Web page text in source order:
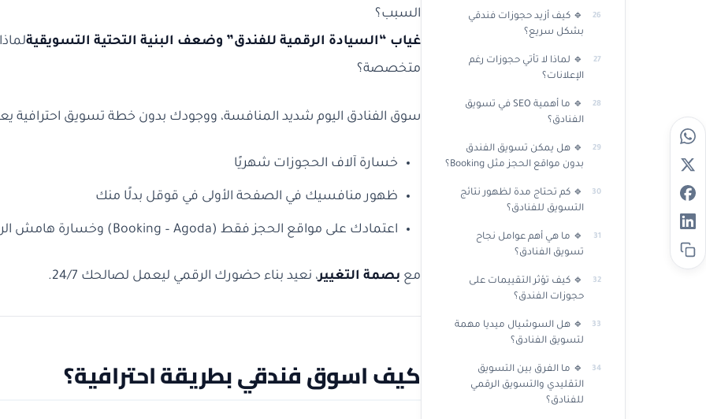
السبب؟
غياب “السيادة الرقمية للفندق” وضعف البنية التحتية التسويقية
متخصصة؟
سوق الفنادق اليوم شديد المنافسة، ووجودك بدون خطة تسويق احترافية
خسارة آلاف الحجوزات شهريًا
ظهور منافسيك في الصفحة الأولى في قوقل بدلًا منك
اعتمادك على مواقع الحجز فقط (Booking – Agoda) وخسارة هامش الربح
مع بصمة التغيير، نعيد بناء حضورك الرقمي ليعمل لصالحك 24/7.
كيف اسوق فندقي بطريقة احترافية؟
🔹 كيف أزيد حجوزات فندقي
بشكل سريع؟
🔹 لماذا لا تأتي حجوزات رغم
الإعلانات؟
🔹 ما أهمية SEO في تسويق
الفنادق؟
🔹 هل يمكن تسويق الفندق
بدون مواقع الحجز مثل Booking؟
🔹 كم تحتاج مدة لظهور نتائج
التسويق للفنادق؟
🔹 ما هي أهم عوامل نجاح
تسويق الفنادق؟
🔹 كيف تؤثر التقييمات على
حجوزات الفندق؟
🔹 هل السوشيال ميديا مهمة
لتسويق الفنادق؟
🔹 ما الفرق بين التسويق
التقليدي والتسويق الرقمي
للفنادق؟